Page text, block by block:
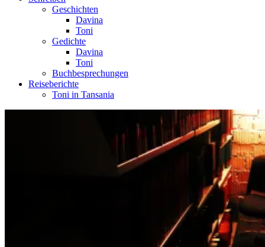
Geschichten
Davina
Toni
Gedichte
Davina
Toni
Buchbesprechungen
Reiseberichte
Toni in Tansania